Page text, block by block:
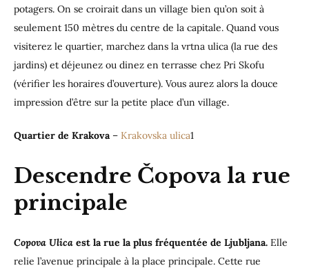
potagers. On se croirait dans un village bien qu’on soit à
seulement 150 mètres du centre de la capitale. Quand vous
visiterez le quartier, marchez dans la vrtna ulica (la rue des
jardins) et déjeunez ou dinez en terrasse chez Pri Skofu
(vérifier les horaires d’ouverture). Vous aurez alors la douce
impression d’être sur la petite place d’un village.
Quartier de Krakova – Krakovska ulica1
Descendre Čopova la rue
principale
Copova Ulica est la rue la plus fréquentée de Ljubljana. Elle
relie l’avenue principale à la place principale. Cette rue